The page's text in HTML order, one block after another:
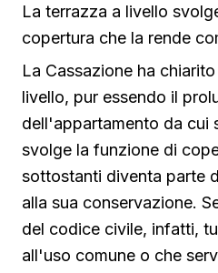
La terrazza a livello
copertura che la rende
La Cassazione ha
livello, pur essendo il
dell'appartamento da cui
svolge la funzione di
sottostanti diventa parte
alla sua conservazione.
del codice civile, infatti,
all'uso comune o che